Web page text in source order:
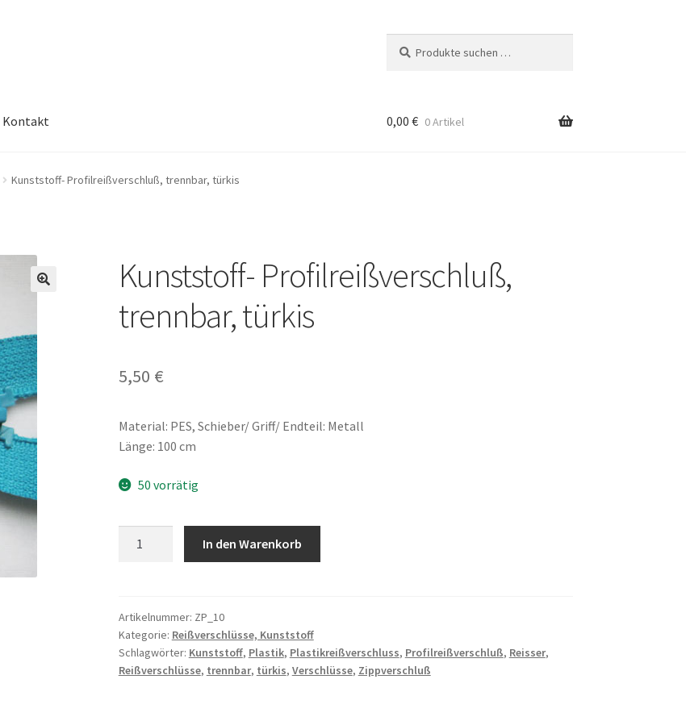
nach:
Kontakt 0,00 € 0 Artikel
Kunststoff- Profilreißverschluß, trennbar, türkis
Kunststoff- Profilreißverschluß,
trennbar, türkis
5,50 €
Material: PES, Schieber/ Griff/ Endteil: Metall
Länge: 100 cm
50 vorrätig
Menge
In den Warenkorb
Artikelnummer: ZP_10
Kategorie: Reißverschlüsse, Kunststoff
Schlagwörter: Kunststoff, Plastik, Plastikreißverschluss, Profilreißverschluß, Reisser,
Reißverschlüsse, trennbar, türkis, Verschlüsse, Zippverschluß